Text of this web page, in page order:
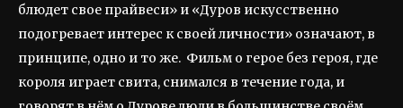
блюдет свое прайвеси» и «Дуров искусственно
подогревает интерес к своей личности» означают, в
принципе, одно и то же. Фильм о герое без героя, где
короля играет свита, снимался в течение года, и